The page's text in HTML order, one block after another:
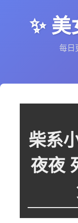
✨ 美
每日
柴系
夜夜